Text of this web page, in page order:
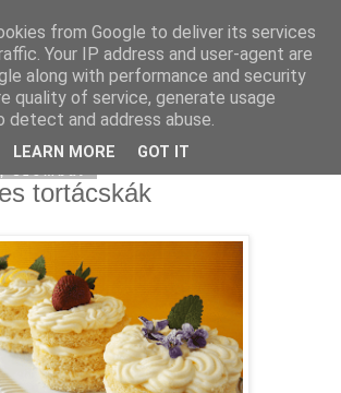
tortácskák
from Google to deliver its services
Your IP address and user-agent are
along with performance and security
quality of service, generate usage
and address abuse.
LEARN MORE GOT IT